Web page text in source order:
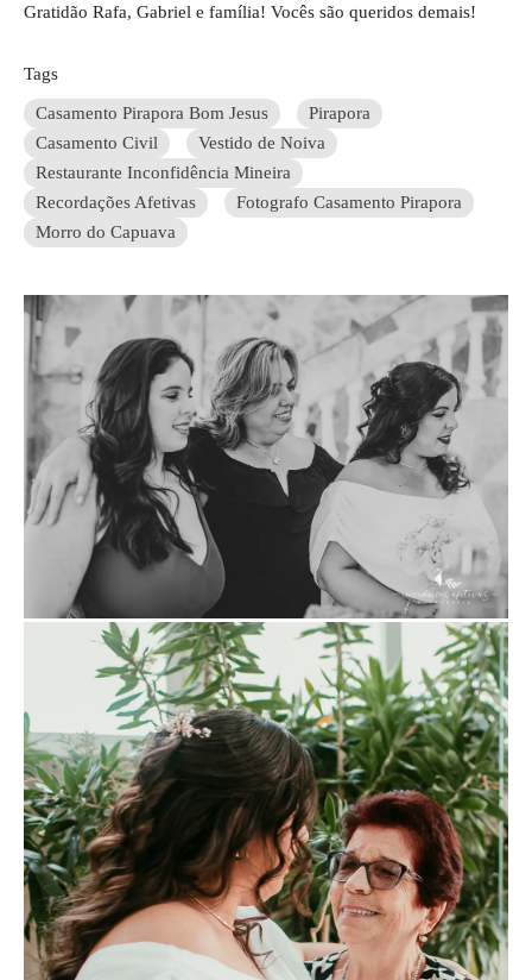
Gratidão Rafa, Gabriel e família! Vocês são queridos demais!
Tags
Casamento Pirapora Bom Jesus
Pirapora
Casamento Civil
Vestido de Noiva
Restaurante Inconfidência Mineira
Recordações Afetivas
Fotografo Casamento Pirapora
Morro do Capuava